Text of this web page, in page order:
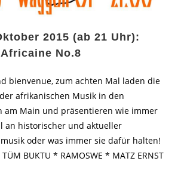
2015 (ab 21 Uhr):
No.8
bienvenue, zum achten Mal laden die
afrikanischen Musik in den
am Main und präsentieren wie immer
an historischer und aktueller
oder was immer sie dafür halten!
TÜM BUKTU * RAMOSWE * MATZ ERNST